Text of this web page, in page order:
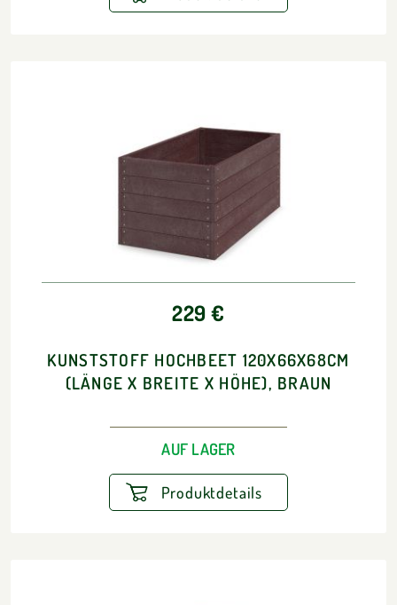
229 €
KUNSTSTOFF HOCHBEET 120X66X68CM
(LÄNGE X BREITE X HÖHE), BRAUN
AUF LAGER
Produktdetails